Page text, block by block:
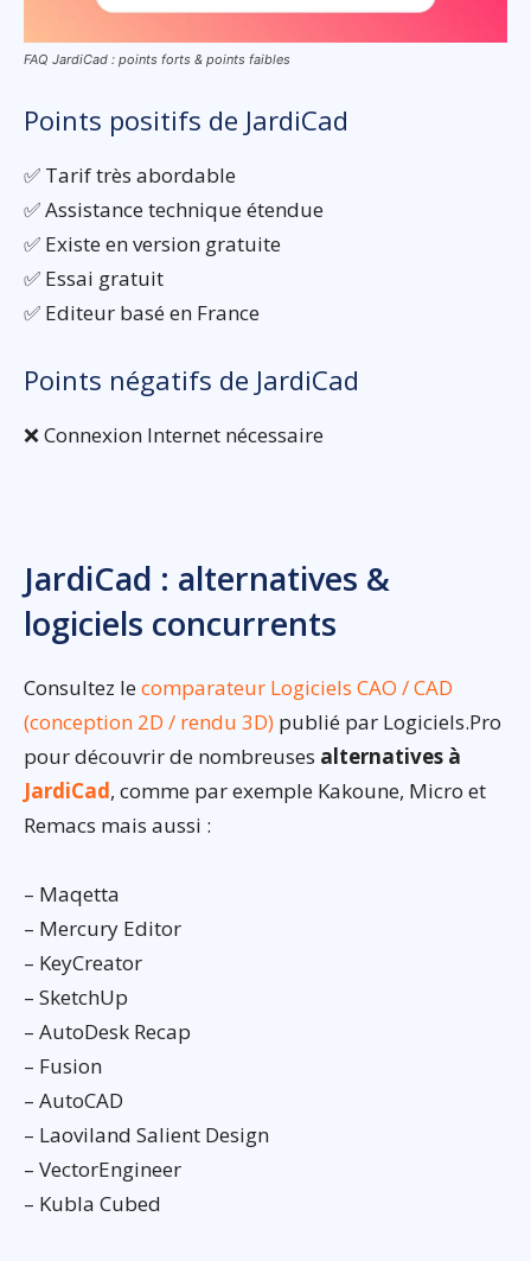
FAQ JardiCad : points forts & points faibles
Points positifs de JardiCad
✅ Tarif très abordable
✅ Assistance technique étendue
✅ Existe en version gratuite
✅ Essai gratuit
✅ Editeur basé en France
Points négatifs de JardiCad
❌ Connexion Internet nécessaire
JardiCad : alternatives &
logiciels concurrents
Consultez lecomparateur Logiciels CAO / CAD
(conception 2D / rendu 3D) publié par Logiciels.Pro
pour découvrir de nombreuses alternatives à
JardiCad, comme par exemple Kakoune, Micro et
Remacs mais aussi :
– Maqetta
– Mercury Editor
– KeyCreator
– SketchUp
– AutoDesk Recap
– Fusion
– AutoCAD
– Laoviland Salient Design
– VectorEngineer
– Kubla Cubed